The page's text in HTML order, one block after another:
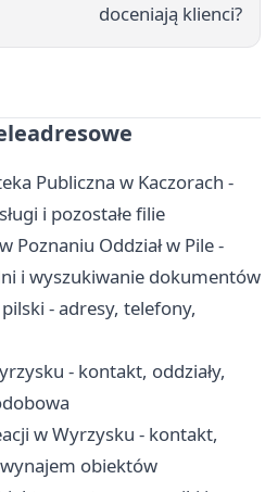
doceniają klienci?
Publiczna w Kaczorach -
i pozostałe filie
Poznaniu Oddział w Pile -
i wyszukiwanie dokumentów
- adresy, telefony,
- kontakt, oddziały,
w Wyrzysku - kontakt,
obiektów